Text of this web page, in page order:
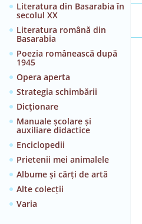
Literatura din Basarabia în
secolul XX
Literatura română din
Basarabia
Poezia românească după
1945
Opera aperta
Strategia schimbării
Dicţionare
Manuale școlare și
auxiliare didactice
Enciclopedii
Prietenii mei animalele
Albume și cărți de artă
Alte colecții
Varia